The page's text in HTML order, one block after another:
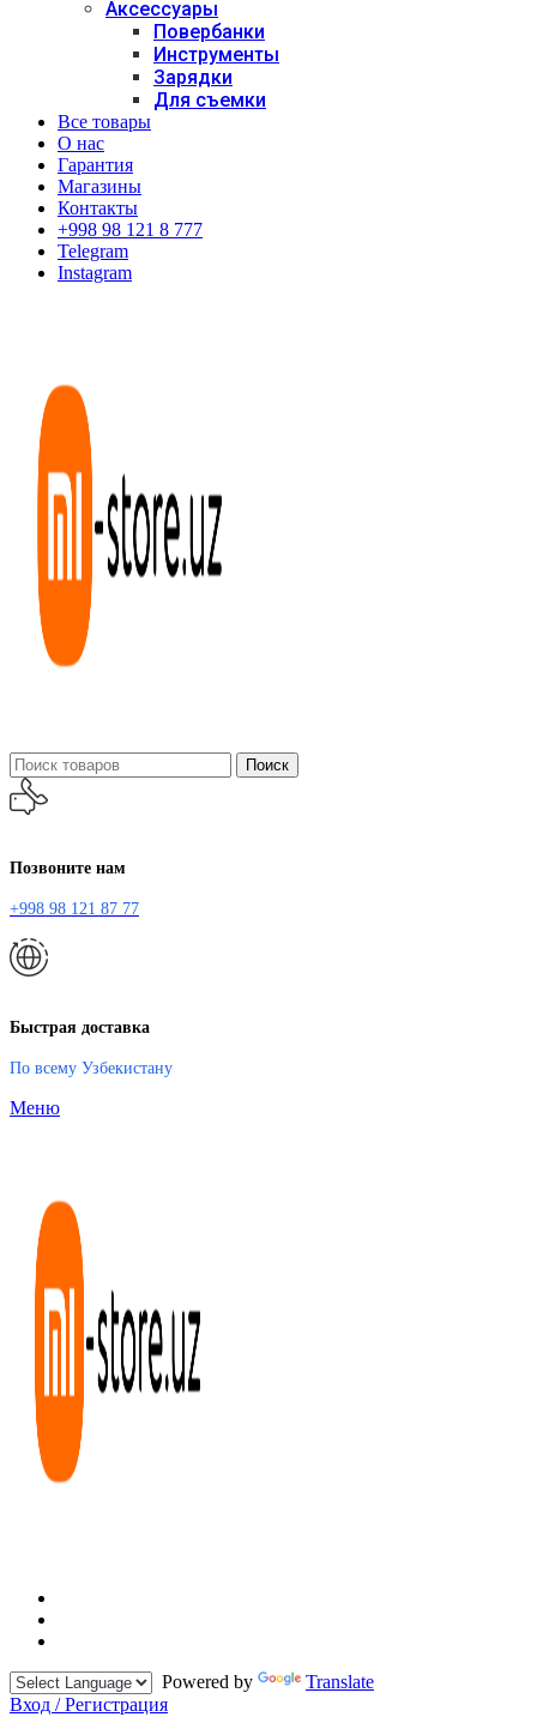
Аксессуары
Повербанки
Инструменты
Зарядки
Для съемки
Все товары
О нас
Гарантия
Магазины
Контакты
+998 98 121 8 777
Telegram
Instagram
Поиск
Позвоните нам
+998 98 121 87 77
Быстрая доставка
По всему Узбекистану
Меню
Powered by
Translate
Вход / Регистрация